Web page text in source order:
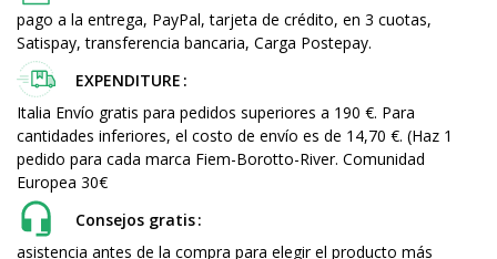
pago a la entrega, PayPal, tarjeta de crédito, en 3 cuotas,
Satispay, transferencia bancaria, Carga Postepay.
EXPENDITURE
Italia Envío gratis para pedidos superiores a 190 €. Para
cantidades inferiores, el costo de envío es de 14,70 €. (Haz 1
pedido para cada marca Fiem-Borotto-River. Comunidad
Europea 30€
Consejos gratis
asistencia antes de la compra para elegir el producto más